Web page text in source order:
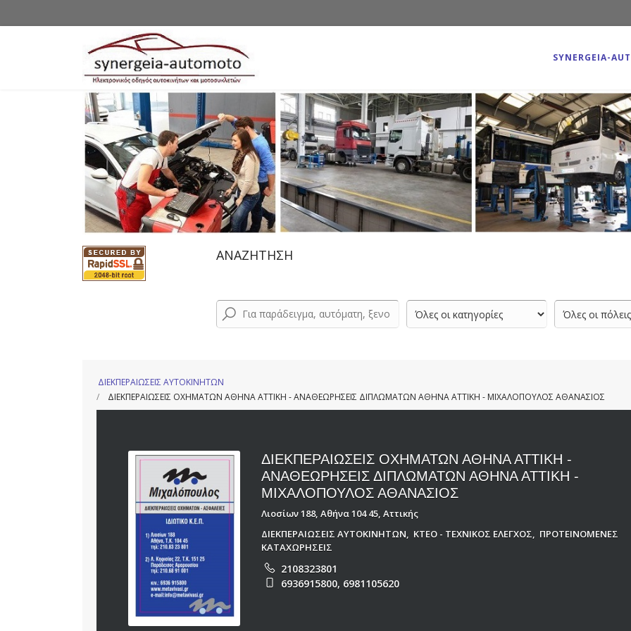
SYNERGEIA-
ΑΝΑΖΗΤΗΣΗ
ΔΙΕΚΠΕΡΑΙΩΣΕΙΣ ΑΥΤΟΚΙΝΗΤΩΝ
ΔΙΕΚΠΕΡΑΙΩΣΕΙΣ ΟΧΗΜΑΤΩΝ ΑΘΗΝΑ ΑΤΤΙΚΗ - ΑΝΑΘΕΩΡΗΣΕΙΣ ΔΙΠΛΩΜΑΤΩΝ ΑΘΗΝΑ ΑΤΤΙΚΗ - ΜΙΧΑΛΟΠΟΥΛΟΣ ΑΘΑΝΑΣΙΟΣ
ΔΙΕΚΠΕΡΑΙΩΣΕΙΣ ΟΧΗΜΑΤΩΝ ΑΘΗΝΑ ΑΤΤΙΚΗ -
ΑΝΑΘΕΩΡΗΣΕΙΣ ΔΙΠΛΩΜΑΤΩΝ ΑΘΗΝΑ ΑΤΤΙΚΗ -
ΜΙΧΑΛΟΠΟΥΛΟΣ ΑΘΑΝΑΣΙΟΣ
Λιοσίων 188, Αθήνα 104 45, Αττικής
ΔΙΕΚΠΕΡΑΙΩΣΕΙΣ ΑΥΤΟΚΙΝΗΤΩΝ
ΚΤΕΟ - ΤΕΧΝΙΚΟΣ ΕΛΕΓΧΟΣ
ΠΡΟΤΕΙΝΟΜΕΝΕΣ
ΚΑΤΑΧΩΡΗΣΕΙΣ
2108323801
6936915800, 6981105620